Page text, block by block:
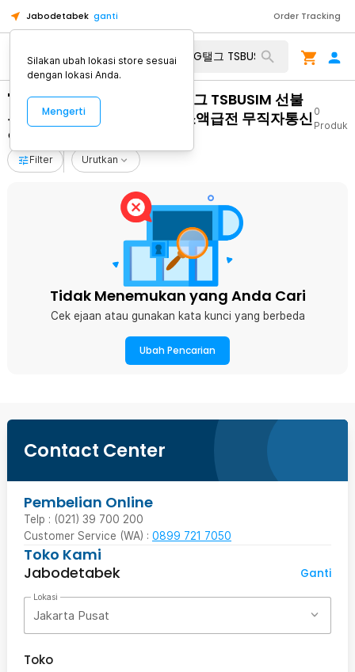
Jabodetabek ganti Order Tracking
"탬스뷰선불유심내구제 TG탤그 TSBUSIM 선불
유심개통매입 통영시당일초소액급전 무직자통신
연체자대출 용돈버는앱"
0
Produk
Filter Urutkan
Tidak Menemukan yang Anda Cari
Cek ejaan atau gunakan kata kunci yang berbeda
Ubah Pencarian
Contact Center
Pembelian Online
Telp : (021) 39 700 200
Customer Service (WA) : 0899 721 7050
Toko Kami
Jabodetabek
Ganti
Lokasi
Jakarta Pusat
Toko
Silakan ubah lokasi store sesuai
dengan lokasi Anda.
Mengerti